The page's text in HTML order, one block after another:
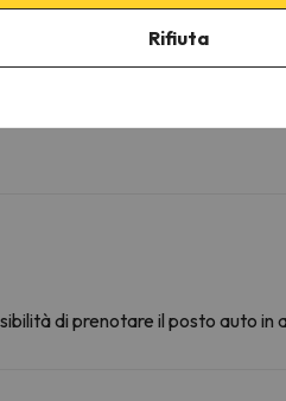
di prenotare il posto auto in
Rifiuta